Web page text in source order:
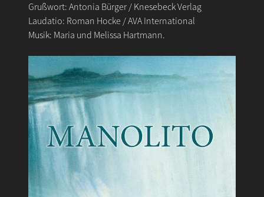
Grußwort: Antonia Bürger / Knesebeck Verlag
Laudatio: Roman Hocke / AVA International
Musik: Maria und Melissa Hartmann.